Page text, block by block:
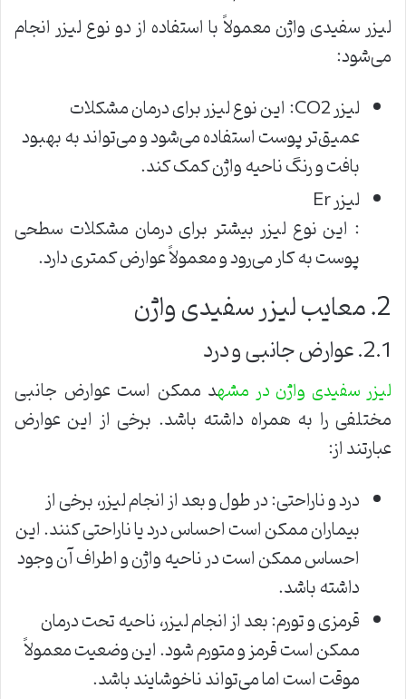
لیزر سفیدی واژن معمولاً با استفاده از دو نوع لیزر انجام
می‌شود:
لیزر CO2: این نوع لیزر برای درمان مشکلات
عمیق‌تر پوست استفاده می‌شود و می‌تواند به بهبود
بافت و رنگ ناحیه واژن کمک کند.
لیزر Er
: این نوع لیزر بیشتر برای درمان مشکلات سطحی
پوست به کار می‌رود و معمولاً عوارض کمتری دارد.
2. معایب لیزر سفیدی واژن
2.1. عوارض جانبی و درد
لیزر سفیدی واژن در مشهد ممکن است عوارض جانبی
مختلفی را به همراه داشته باشد. برخی از این عوارض
عبارتند از:
درد و ناراحتی: در طول و بعد از انجام لیزر، برخی از
بیماران ممکن است احساس درد یا ناراحتی کنند. این
احساس ممکن است در ناحیه واژن و اطراف آن وجود
داشته باشد.
قرمزی و تورم: بعد از انجام لیزر، ناحیه تحت درمان
ممکن است قرمز و متورم شود. این وضعیت معمولاً
موقت است اما می‌تواند ناخوشایند باشد.